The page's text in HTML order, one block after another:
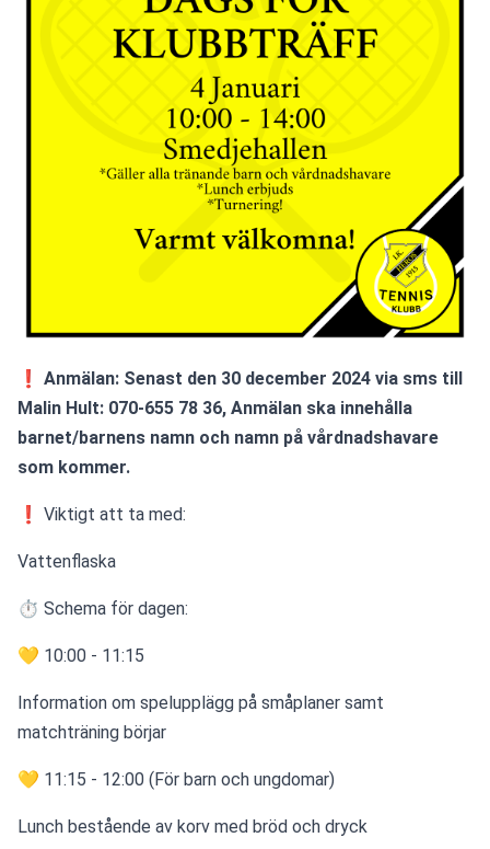
❗ Anmälan: Senast den 30 december 2024 via sms till
Malin Hult: 070-655 78 36, Anmälan ska innehålla
barnet/barnens namn och namn på vårdnadshavare
som kommer.
❗ Viktigt att ta med:
Vattenflaska
⏱ Schema för dagen:
💛 10:00 - 11:15
Information om spelupplägg på småplaner samt
matchträning börjar
💛 11:15 - 12:00 (För barn och ungdomar)
Lunch bestående av korv med bröd och dryck